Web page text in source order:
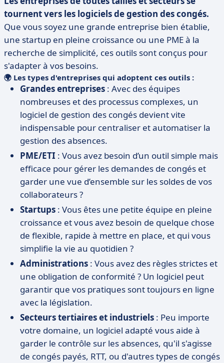
tournent vers les logiciels de gestion des congés.
Que vous soyez une grande entreprise bien établie,
une startup en pleine croissance ou une PME à la
recherche de simplicité, ces outils sont conçus pour
s'adapter à vos besoins.
🌍 Les types d'entreprises qui adoptent ces outils :
Grandes entreprises : Avec des équipes
nombreuses et des processus complexes, un
logiciel de gestion des congés devient vite
indispensable pour centraliser et automatiser la
gestion des absences.
PME/ETI : Vous avez besoin d’un outil simple mais
efficace pour gérer les demandes de congés et
garder une vue d’ensemble sur les soldes de vos
collaborateurs ?
Startups : Vous êtes une petite équipe en pleine
croissance et vous avez besoin de quelque chose
de flexible, rapide à mettre en place, et qui vous
simplifie la vie au quotidien ?
Administrations : Vous avez des règles strictes et
une obligation de conformité ? Un logiciel peut
garantir que vos pratiques sont toujours en ligne
avec la législation.
Secteurs tertiaires et industriels : Peu importe
votre domaine, un logiciel adapté vous aide à
garder le contrôle sur les absences, qu'il s'agisse
de congés payés, RTT, ou d'autres types de congés